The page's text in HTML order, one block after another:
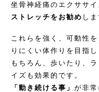
坐骨神経痛のエクササ
ストレッチをお勧め しま
これらを強く、可動性
りにくい体作りを目指し
もちろん、歩いたり、
イズも効果的です。
「動き続ける事」が非